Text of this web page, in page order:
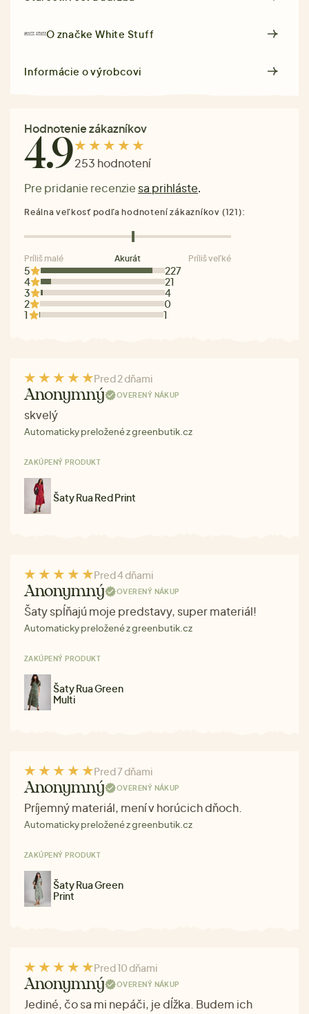
O značkeWhite Stuff
Informácie o výrobcovi
Hodnotenie zákazníkov
4.9253 hodnotení
Pre pridanie recenzie sa prihláste.
5
227
4
21
3
4
2
0
1
1
Reálna veľkosť podľa hodnotení zákazníkov (121):
Príliš malé Akurát Príliš veľké
Pred 2 dňami
Anonymný OVERENÝ NÁKUP
skvelý
Automaticky preložené z greenbutik.cz
ZAKÚPENÝ PRODUKT
Šaty Rua Red Print
Pred 4 dňami
Anonymný OVERENÝ NÁKUP
Šaty spĺňajú moje predstavy, super materiál!
Automaticky preložené z greenbutik.cz
ZAKÚPENÝ PRODUKT
Šaty Rua Green
Multi
Pred 7 dňami
Anonymný OVERENÝ NÁKUP
Príjemný materiál, mení v horúcich dňoch.
Automaticky preložené z greenbutik.cz
ZAKÚPENÝ PRODUKT
Šaty Rua Green
Print
Pred 10 dňami
Anonymný OVERENÝ NÁKUP
Jediné, čo sa mi nepáči, je dĺžka. Budem ich